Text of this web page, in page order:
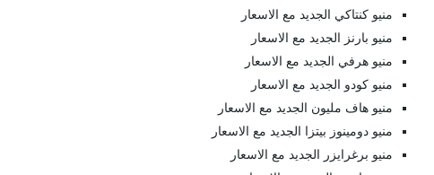
منيو كنتاكي الجديد مع الاسعار
منيو بارنز الجديد مع الاسعار
منيو هرفي الجديد مع الاسعار
منيو كودو الجديد مع الاسعار
منيو هاف مليون الجديد مع الاسعار
منيو دومينوز بيتزا الجديد مع الاسعار
منيو برغرايزر الجديد مع الاسعار